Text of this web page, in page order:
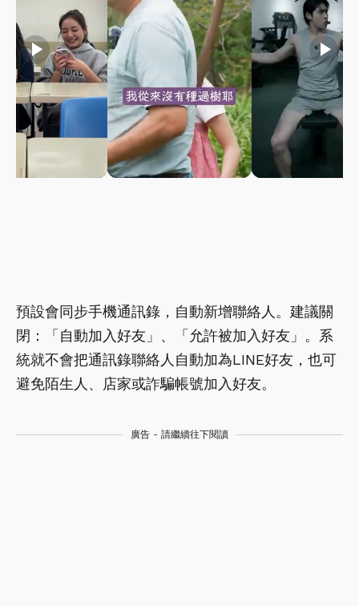
play_arrow play_arrow play_arrow
預設會同步手機通訊錄，自動新增聯絡人。建議關
閉：「自動加入好友」、「允許被加入好友」。系
統就不會把通訊錄聯絡人自動加為LINE好友，也可
避免陌生人、店家或詐騙帳號加入好友。
廣告 - 請繼續往下閱讀